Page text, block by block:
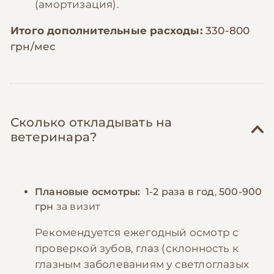
(амортизация).
Итого дополнительные расходы: 330-800
грн/мес
Сколько откладывать на
ветеринара?
Плановые осмотры: 1-2 раза в год,500-900
грн за визит
Рекомендуется ежегодный осмотр с
проверкой зубов, глаз (склонность к
глазным заболеваниям у светлоглазых